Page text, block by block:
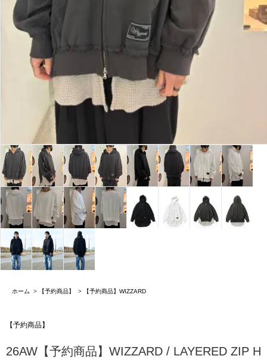
ホーム > 【予約商品】 > 【予約商品】WIZZARD
【予約商品】
26AW【予約商品】WIZZARD / LAYERED ZIP H